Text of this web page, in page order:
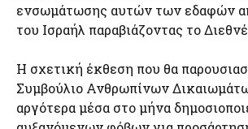
ενσωμάτωσης αυτών των εδαφών
του Ισραήλ παραβιάζοντας το
Η σχετική έκθεση που θα
Συμβούλιο Ανθρωπίνων
αργότερα μέσα στο μήνα